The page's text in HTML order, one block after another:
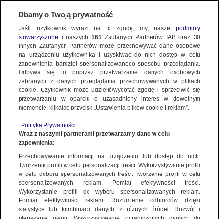
NAJNOWSZE
FAKTY
TVN24 GO
POLSKA
ŚWIAT
miasta:
WARSZAWA
Dzień dobry!
Jedno konto do wszystkich usług
Spór o Pomnik Katyński
Dbamy o Twoją prywatność
Jeśli użytkownik wyrazi na to zgodę, my, nasze podmioty
stowarzyszone i naszych 161Zaufanych Partnerów IAB oraz 30
innych Zaufanych Partnerów może przechowywać dane osobowe
na urządzeniu użytkownika i uzyskiwać do nich dostęp w celu
zapewnienia bardziej spersonalizowanego sposobu przeglądania.
Odbywa się to poprzez przetwarzanie danych osobowych
zebranych z danych przeglądania przechowywanych w plikach
cookie. Użytkownik może udzielić/wycofać zgodę i sprzeciwić się
przetwarzaniu w oparciu o uzasadniony interes w dowolnym
momencie, klikając przycisk „Ustawienia plików cookie i reklam”.
Polityka Prywatności
Wraz z naszymi partnerami przetwarzamy dane w celu
zapewnienia:
Przechowywanie informacji na urządzeniu lub dostęp do nich.
Tworzenie profili w celu personalizacji treści. Wykorzystywanie profili
w celu doboru spersonalizowanych treści. Tworzenie profili w celu
spersonalizowanych reklam. Pomiar efektywności treści.
Wykorzystanie profili do wyboru spersonalizowanych reklam.
Pomiar efektywności reklam. Rozumienie odbiorców dzięki
statystyce lub kombinacji danych z różnych źródeł. Rozwój i